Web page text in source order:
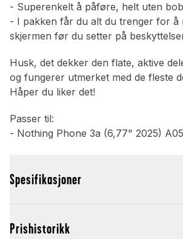
- Superenkelt å påføre, helt uten
- I pakken får du alt du trenger for å
skjermen før du setter på
Husk, det dekker den flate, aktive
og fungerer utmerket med de fleste
Håper du liker det!
Passer til:
- Nothing Phone 3a (6,77" 2025)
Spesifikasjoner
Prishistorikk